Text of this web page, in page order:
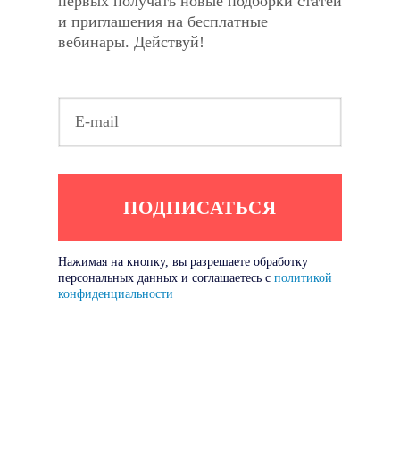
и приглашения на бесплатные
вебинары. Действуй!
Нажимая на кнопку, вы разрешаете обработку
персональных данных и соглашаетесь с политикой
конфиденциальности